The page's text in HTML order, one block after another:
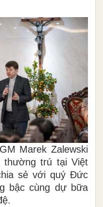
Marek Zalewski
thường trú tại Việt
sẻ với quý Đức
bậc cùng dự bữa